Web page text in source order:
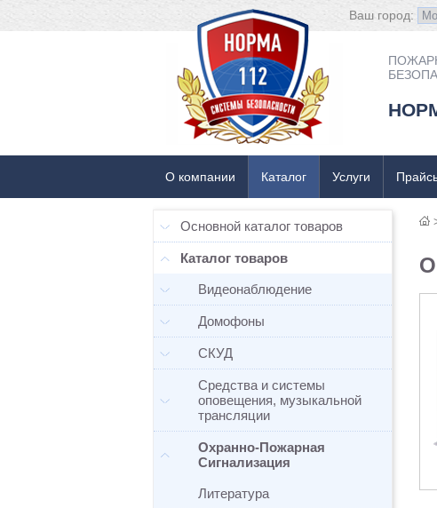
Ваш город:
О компании Каталог Услуги
Основной каталог товаров
Каталог товаров
Видеонаблюдение
Домофоны
СКУД
Средства и системы
оповещения, музыкальной
трансляции
Охранно-Пожарная
Сигнализация
Литература